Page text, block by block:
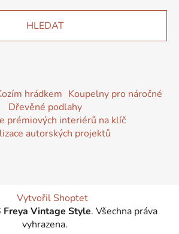
HLEDAT
hrádkem Koupelny pro náročné
Dřevěné podlahy
prémiových interiérů na klíč
autorských projektů
Vytvořil Shoptet
Freya Vintage Style. Všechna práva
vyhrazena.